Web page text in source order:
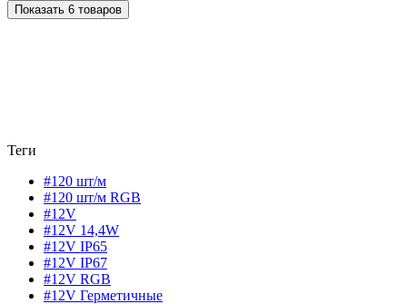
Показать 6 товаров
Теги
#120 шт/м
#120 шт/м RGB
#12V
#12V 14,4W
#12V IP65
#12V IP67
#12V RGB
#12V Герметичные